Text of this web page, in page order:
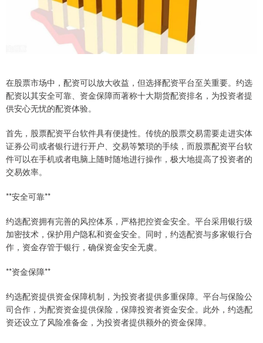
在股票市场中，配资可以放大收益，但选择配资平台至关重要。约选
配资以其安全可靠、资金保障而著称十大期货配资排名，为投资者提
供安心无忧的配资体验。
首先，股票配资平台软件具有便捷性。传统的股票交易需要走进实体
证券公司或者银行进行开户、交易等繁琐的手续，而股票配资平台软
件可以在手机或者电脑上随时随地进行操作，极大地提高了投资者的
交易效率。
**安全可靠**
约选配资拥有完善的风控体系，严格把控资金安全。平台采用银行级
加密技术，保护用户隐私和资金安全。同时，约选配资与多家银行合
作，资金存管于银行，确保资金安全无虞。
**资金保障**
约选配资提供资金保障机制，为投资者提供多重保障。平台与保险公
司合作，为配资资金提供保险，保障投资者资金安全。此外，约选配
资还设立了风险准备金，为投资者提供额外的资金保障。